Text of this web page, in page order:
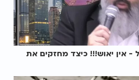
- אין יאוש!!! כיצד מחזקים את